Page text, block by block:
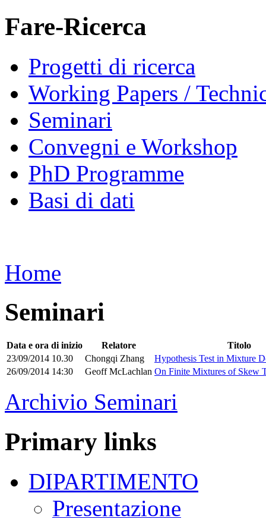
Fare-Ricerca
Progetti di ricerca
Working Papers /
Seminari
Convegni e Workshop
PhD Programme
Basi di dati
Home
Seminari
Data e ora di inizio Relatore
Titolo
23/09/2014 10.30
Chongqi Zhang
Hypothesis Test in Mixture
26/09/2014 14:30
Geoff McLachlan On Finite Mixtures of Skew
Archivio Seminari
Primary links
DIPARTIMENTO
Presentazione